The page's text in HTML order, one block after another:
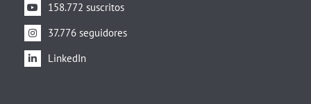
158.772 suscritos
37.776 seguidores
LinkedIn